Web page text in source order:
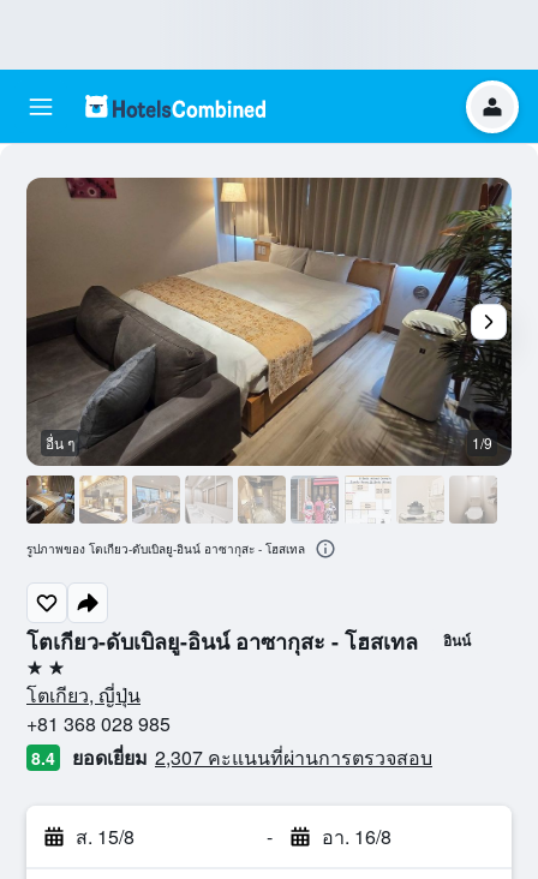
โตเกียว-ดับเบิลยู-อินน์ อาซากุสะ - โฮสเทล อินน์
2 ดาว
โตเกียว, ญี่ปุ่น
+81 368 028 985
8.4 ยอดเยี่ยม 2,307 คะแนนที่ผ่านการตรวจสอบ
ส. 15/8 - อา. 16/8
อื่น ๆ 1/9
รูปภาพของ โตเกียว-ดับเบิลยู-อินน์ อาซากุสะ - โฮสเทล